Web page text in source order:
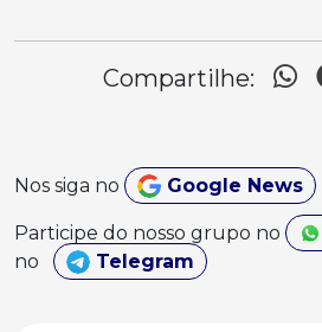
Compartilhe:
Nos siga no Google News
Participe do nosso grupo no
no
Telegram